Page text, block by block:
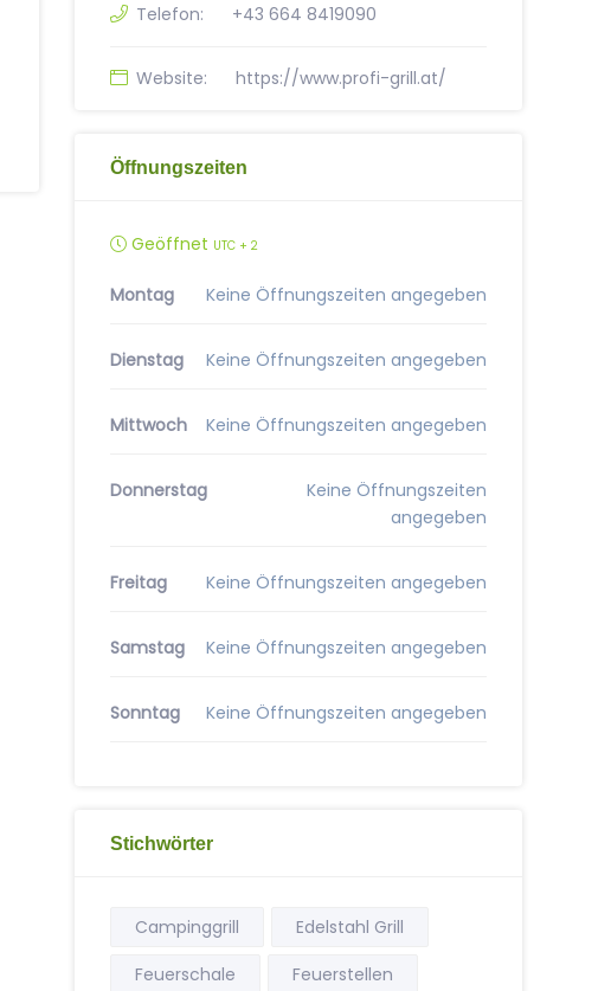
Telefon: +43 664 8419090
Website: https://www.profi-grill.at/
Öffnungszeiten
Geöffnet UTC + 2
Montag Keine Öffnungszeiten angegeben
Dienstag Keine Öffnungszeiten angegeben
Mittwoch Keine Öffnungszeiten angegeben
Donnerstag
Keine Öffnungszeiten
angegeben
Freitag Keine Öffnungszeiten angegeben
Samstag Keine Öffnungszeiten angegeben
Sonntag Keine Öffnungszeiten angegeben
Stichwörter
Campinggrill
Edelstahl Grill
Feuerschale
Feuerstellen